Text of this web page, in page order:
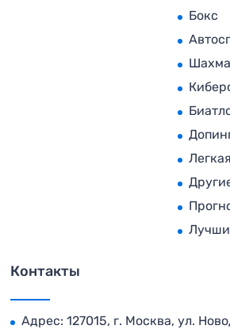
Бокс
Контакты
Адрес: 127015, г. Москва, ул.